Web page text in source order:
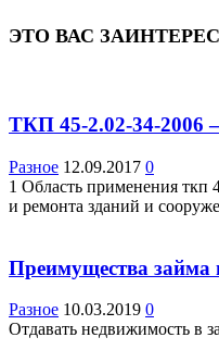
ЭТО ВАС
ТКП 45-2.02-34-2006
Разное 12.09.2017 0
1 Область применения ткп
и ремонта зданий и
Преимущества займа
Разное 10.03.2019 0
Отдавать недвижимость в